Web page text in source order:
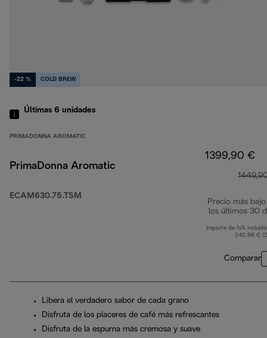
-22 % COLD BREW
Últimas 6 unidades
PRIMADONNA AROMATIC
PrimaDonna Aromatic
ECAM630.75.TSM
1399,90 €
Precio más bajo
los últimos 30
Importe de IVA
242,96 €
Comparar
Libera el verdadero sabor de cada grano
Disfruta de los placeres de café más refrescantes
Disfruta de la espuma más cremosa y suave